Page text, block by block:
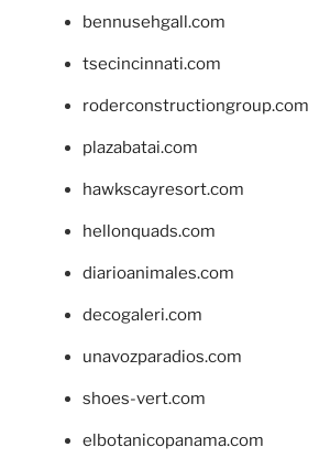
bennusehgall.com
tsecincinnati.com
roderconstructiongroup.com
plazabatai.com
hawkscayresort.com
hellonquads.com
diarioanimales.com
decogaleri.com
unavozparadios.com
shoes-vert.com
elbotanicopanama.com